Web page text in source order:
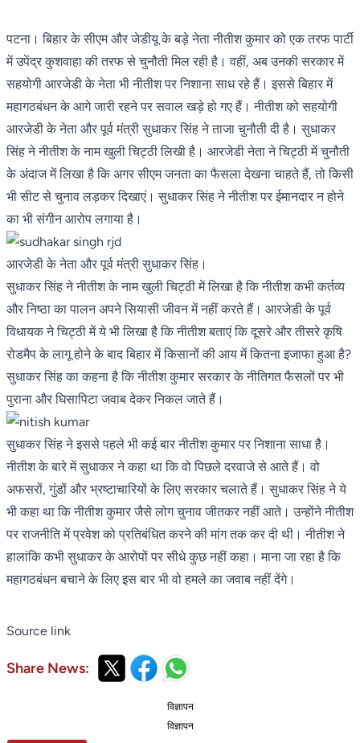
पटना। बिहार के सीएम और जेडीयू के बड़े नेता नीतीश कुमार को एक तरफ पार्टी
में उपेंद्र कुशवाहा की तरफ से चुनौती मिल रही है। वहीं, अब उनकी सरकार में
सहयोगी आरजेडी के नेता भी नीतीश पर निशाना साध रहे हैं। इससे बिहार में
महागठबंधन के आगे जारी रहने पर सवाल खड़े हो गए हैं। नीतीश को सहयोगी
आरजेडी के नेता और पूर्व मंत्री सुधाकर सिंह ने ताजा चुनौती दी है। सुधाकर
सिंह ने नीतीश के नाम खुली चिट्ठी लिखी है। आरजेडी नेता ने चिट्ठी में चुनौती
के अंदाज में लिखा है कि अगर सीएम जनता का फैसला देखना चाहते हैं, तो किसी
भी सीट से चुनाव लड़कर दिखाएं। सुधाकर सिंह ने नीतीश पर ईमानदार न होने
का भी संगीन आरोप लगाया है।
आरजेडी के नेता और पूर्व मंत्री सुधाकर सिंह।
सुधाकर सिंह ने नीतीश के नाम खुली चिट्ठी में लिखा है कि नीतीश कभी कर्तव्य
और निष्ठा का पालन अपने सियासी जीवन में नहीं करते हैं। आरजेडी के पूर्व
विधायक ने चिट्ठी में ये भी लिखा है कि नीतीश बताएं कि दूसरे और तीसरे कृषि
रोडमैप के लागू होने के बाद बिहार में किसानों की आय में कितना इजाफा हुआ है?
सुधाकर सिंह का कहना है कि नीतीश कुमार सरकार के नीतिगत फैसलों पर भी
पुराना और घिसापिटा जवाब देकर निकल जाते हैं।
सुधाकर सिंह ने इससे पहले भी कई बार नीतीश कुमार पर निशाना साधा है।
नीतीश के बारे में सुधाकर ने कहा था कि वो पिछले दरवाजे से आते हैं। वो
अफसरों, गुंडों और भ्रष्टाचारियों के लिए सरकार चलाते हैं। सुधाकर सिंह ने ये
भी कहा था कि नीतीश कुमार जैसे लोग चुनाव जीतकर नहीं आते। उन्होंने नीतीश
पर राजनीति में प्रवेश को प्रतिबंधित करने की मांग तक कर दी थी। नीतीश ने
हालांकि कभी सुधाकर के आरोपों पर सीधे कुछ नहीं कहा। माना जा रहा है कि
महागठबंधन बचाने के लिए इस बार भी वो हमले का जवाब नहीं देंगे।
Source link
Share News:
विज्ञापन
विज्ञापन